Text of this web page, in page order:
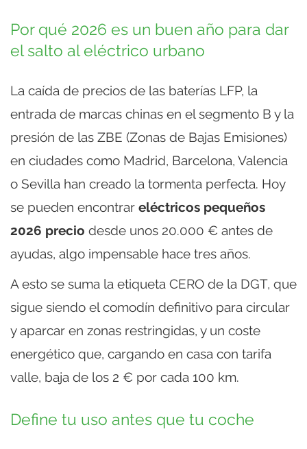
Por qué 2026 es un buen año para dar
el salto al eléctrico urbano
La caída de precios de las baterías LFP, la
entrada de marcas chinas en el segmento B y la
presión de las ZBE (Zonas de Bajas Emisiones)
en ciudades como Madrid, Barcelona, Valencia
o Sevilla han creado la tormenta perfecta. Hoy
se pueden encontrar eléctricos pequeños
2026 precio desde unos 20.000 € antes de
ayudas, algo impensable hace tres años.
A esto se suma la etiqueta CERO de la DGT, que
sigue siendo el comodín definitivo para circular
y aparcar en zonas restringidas, y un coste
energético que, cargando en casa con tarifa
valle, baja de los 2 € por cada 100 km.
Define tu uso antes que tu coche